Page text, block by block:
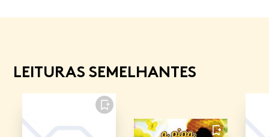
LEITURAS SEMELHANTES
FAVORITO